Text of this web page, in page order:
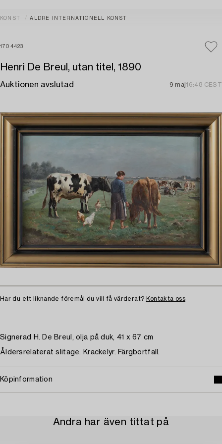
KONST ÄLDRE INTERNATIONELL KONST
1704423
Henri De Breul, utan titel, 1890
Auktionen avslutad 9 maj16:48 CEST
Har du ett liknande föremål du vill få värderat? Kontakta oss
Signerad H. De Breul, olja på duk, 41 x 67 cm
Åldersrelaterat slitage. Krackelyr. Färgbortfall.
Köpinformation
Andra har även tittat på